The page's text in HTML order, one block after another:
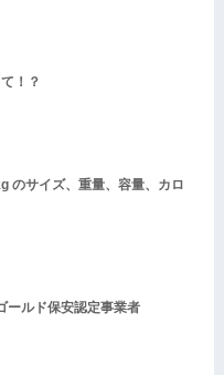
！？
のサイズ、重量、容量、カロ
ールド保安認定事業者